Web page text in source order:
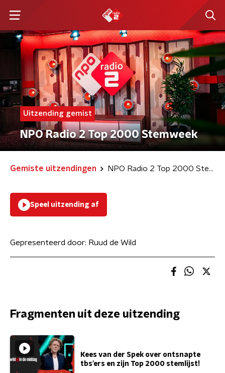
Uitzending gemist
NPO Radio 2 Top 2000 Stemweek
Gemiste uitzendingen NPO Radio 2 Top 2000 Stemweek
Speel uitzending af
Gepresenteerd door: Ruud de Wild
Fragmenten uit deze uitzending
Kees van der Spek over ontsnapte
tbs'ers en zijn Top 2000 stemlijst!